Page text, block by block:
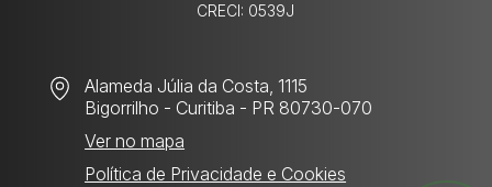
CRECI: 0539J
Alameda Júlia da Costa, 1115
Bigorrilho - Curitiba - PR 80730-070
Ver no mapa
Política de Privacidade e Cookies